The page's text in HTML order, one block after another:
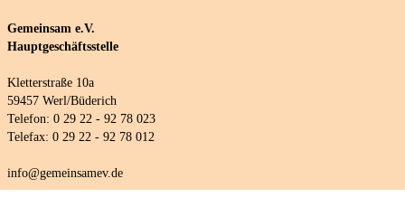
Gemeinsam e.V.
Hauptgeschäftsstelle
Kletterstraße 10a
59457 Werl/Büderich
Telefon: 0 29 22 - 92 78 023
Telefax: 0 29 22 - 92 78 012
info@gemeinsamev.de